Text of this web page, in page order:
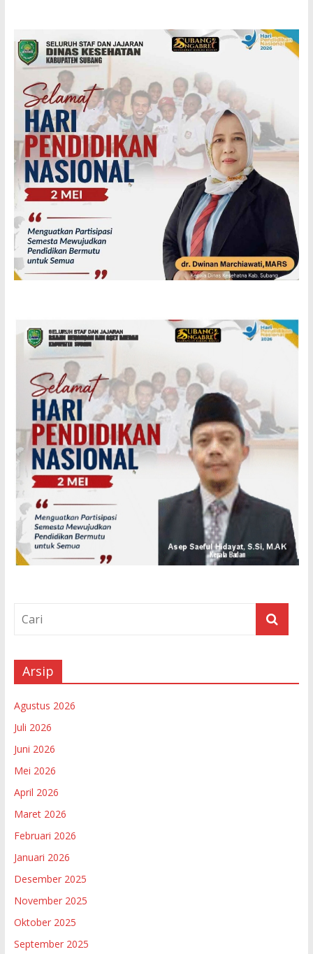
Arsip
Agustus 2026
Juli 2026
Juni 2026
Mei 2026
April 2026
Maret 2026
Februari 2026
Januari 2026
Desember 2025
November 2025
Oktober 2025
September 2025